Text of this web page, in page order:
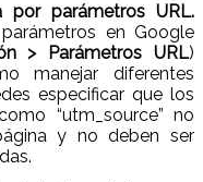
por parámetros URL.
en Google
> Parámetros URL)
manejar diferentes
especificar que los
“utm_source” no
y no deben ser